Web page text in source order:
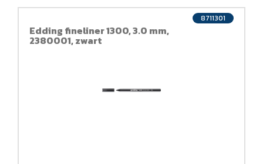
Edding fineliner 1300, 3.0 mm,
2380001, zwart
8711301